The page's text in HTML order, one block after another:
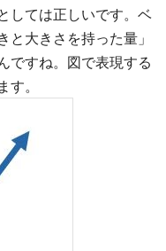
しては正しいです。ベ
と大きさを持った量」
ですね。図で表現する
。